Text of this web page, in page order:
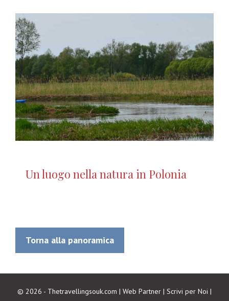
Un luogo nella natura in Polonia
Torna alla panoramica
© 2026 - Thetravellingsouk.com | Web Partner | Scrivi per Noi |